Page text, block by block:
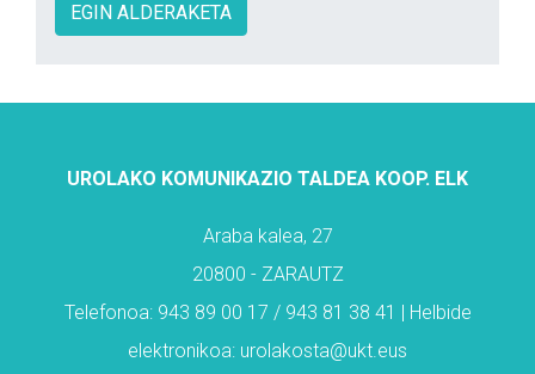
EGIN ALDERAKETA
UROLAKO KOMUNIKAZIO TALDEA KOOP. ELK
Araba kalea, 27
20800 - ZARAUTZ
Telefonoa: 943 89 00 17 / 943 81 38 41 | Helbide
elektronikoa: urolakosta@ukt.eus